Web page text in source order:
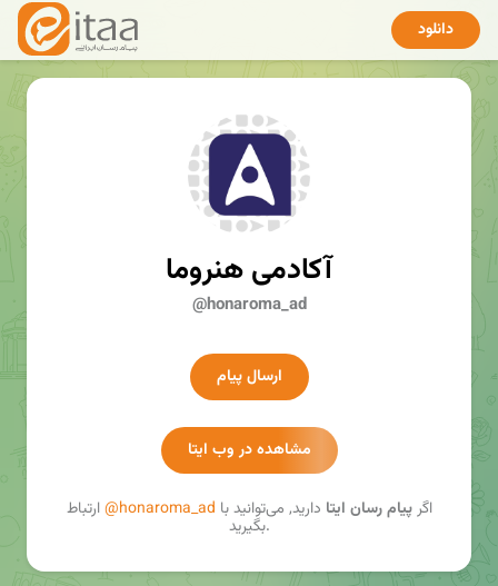
دانلود
آکادمی هنروما
@honaroma_ad
ارسال پیام
مشاهده در وب ایتا
اگرپیام رسان ایتا دارید, می‌توانید با @honaroma_adارتباط
بگیرید.